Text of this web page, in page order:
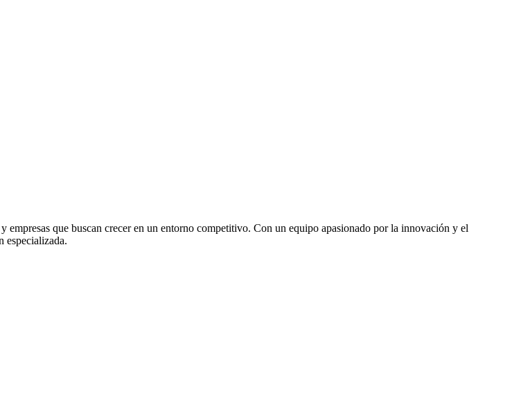
que buscan crecer en un entorno competitivo. Con un equipo apasionado por la innovación y el
especializada.